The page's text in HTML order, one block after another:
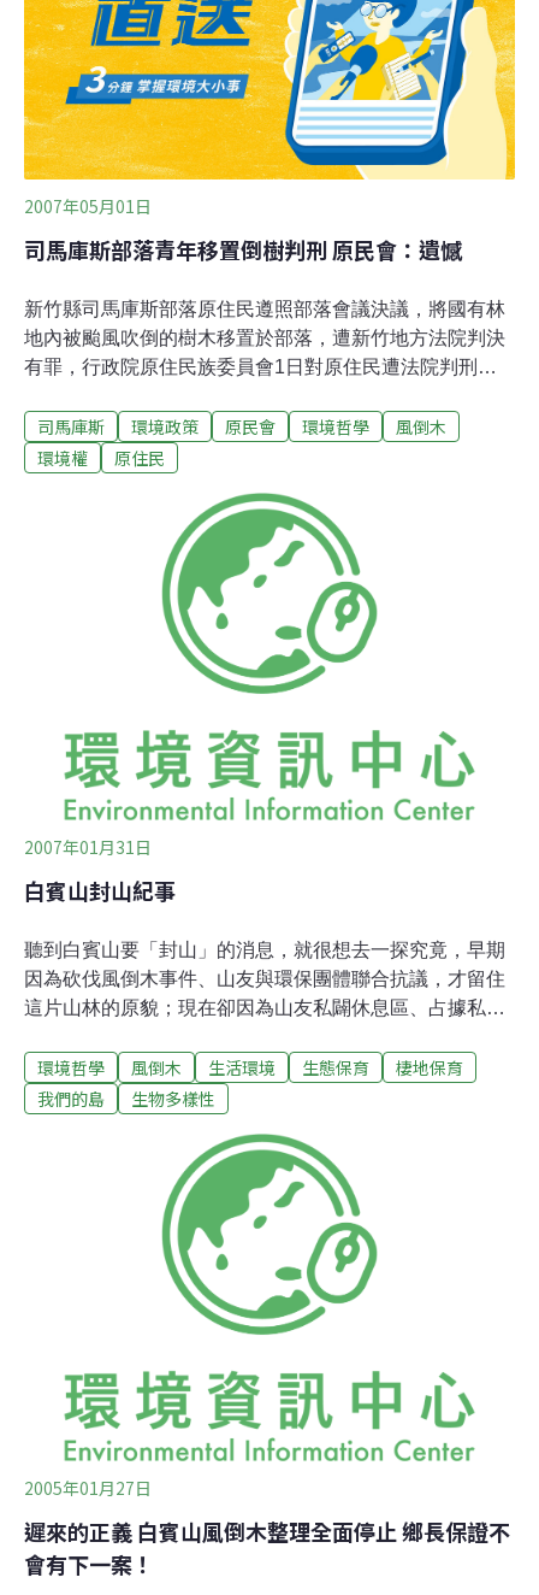
題。
2007年05月01日
司馬庫斯部落青年移置倒樹判刑 原民會：遺憾
新竹縣司馬庫斯部落原住民遵照部落會議決議，將國有林
地內被颱風吹倒的樹木移置於部落，遭新竹地方法院判決
有罪，行政院原住民族委員會1日對原住民遭法院判刑甚
保障原住民族自由取用森林產物的權利，感到失望。對於
這樣的判決，主委瓦歷斯‧貝林表示，除了這件個案以外，
國家公園法及其他法律的規定遭法院判刑，在在凸顯國家
機關未能全面尊重原住民族權利的問題。原民會認為，此
案判決有再商榷的餘地。另外，此案當事人是依據部落會
議決議而行動，判決書也予以確認。原民會希望此案當事
人未來提出上訴，司法機關能確實審酌各有利於當事人的
法律規定，並尊重原住民族的權利；司法院未來如要解釋
相關原住民族法令，或法院審理類似案件需要相關資訊
司馬庫斯 環境政策 原民會 環境哲學
風倒木
環境權
原住民
2007年01月31日
白賓山封山紀事
聽到白賓山要「封山」的消息，就很想去一探究竟，早期
因為砍伐風倒木事件、山友與環保團體聯合抗議，才留住
這片山林的原貌；現在卻因為山友私闢休息區、占據私有
說：「別再吵了、別再來了、我只想安安靜靜生活……」
假日的早晨，許多登山客穿著一身勁裝，準備步行上山活
緩，因此這條大眾化的登山路線，備受南部登山客的青
睞。對遊客來說，這座山是休閒的好去處，對當地居民來
說，這裡曾是他們賴以維生的土地，放眼望去，道路兩旁
都是私有的林地，早期許多被砍伐的樹木，沿著這條產業
道路被運送下山，隨著伐木業沒落，休閒風潮興起，現在
這裡已經成為登山客的遊憩之路。然而登山客上山，帶來
的不只是人潮，還有奇特的台灣登山文化，每走幾步，就
據點，搭建的棚架一個比一個大，擁有的設備一個比一個
環境哲學 風倒木 生活環境 生態保育
棲地保育
我們的島
生物多樣性
2005年01月27日
遲來的正義 白賓山風倒木整理全面停止 鄉長保證不
會有下一案！